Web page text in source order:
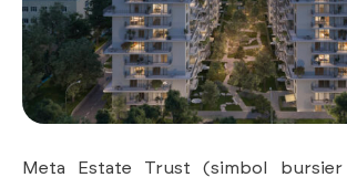
Meta Estate Trust (simbol bursier